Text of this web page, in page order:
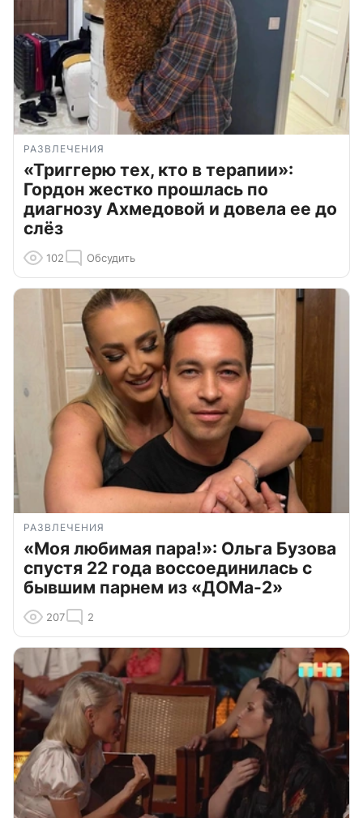
РАЗВЛЕЧЕНИЯ
«Триггерю тех, кто в терапии»:
Гордон жестко прошлась по
диагнозу Ахмедовой и довела ее до
слёз
102 Обсудить
РАЗВЛЕЧЕНИЯ
«Моя любимая пара!»: Ольга Бузова
спустя 22 года воссоединилась с
бывшим парнем из «ДОМа-2»
207 2